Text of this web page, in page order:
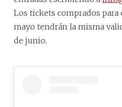
Los tickets comprados para
mayo tendrán la misma
de junio.